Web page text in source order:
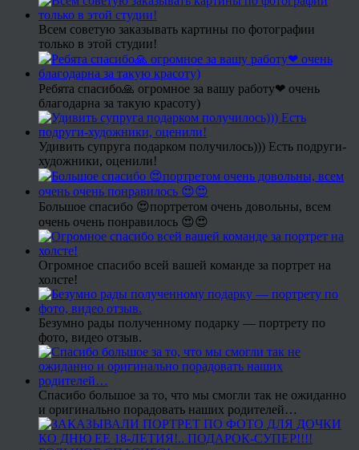
Всем советую заказывать картины по фотографии
только в этой студии!
Ребята спасибо🙏 огромное за вашу работу❤ очень
благодарна за такую красоту)
Удивить супруга подарком получилось))) Есть подруги-
художники, оценили!
Большое спасибо 😍портретом очень довольны, всем
очень очень понравилось 😍😍
Огромное спасибо всей вашей команде за портрет на
холсте!
Безумно рады полученному подарку — портрету по
фото, видео отзыв.
Спасибо большое за то, что мы смогли так не ожиданно
и оригинально порадовать наших родителей…